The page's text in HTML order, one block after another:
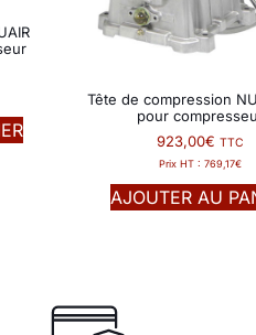
Tête de compression
pour
923,00€ TTC
Prix HT :769,17€
AJOUTER AU